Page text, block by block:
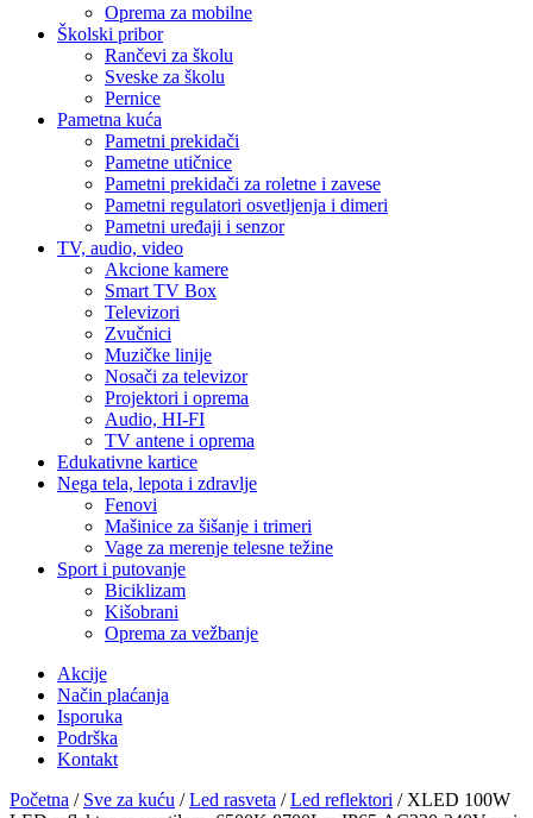
Oprema za mobilne
Školski pribor
Rančevi za školu
Sveske za školu
Pernice
Pametna kuća
Pametni prekidači
Pametne utičnice
Pametni prekidači za roletne i zavese
Pametni regulatori osvetljenja i dimeri
Pametni uređaji i senzor
TV, audio, video
Akcione kamere
Smart TV Box
Televizori
Zvučnici
Muzičke linije
Nosači za televizor
Projektori i oprema
Audio, HI-FI
TV antene i oprema
Edukativne kartice
Nega tela, lepota i zdravlje
Fenovi
Mašinice za šišanje i trimeri
Vage za merenje telesne težine
Sport i putovanje
Biciklizam
Kišobrani
Oprema za vežbanje
Akcije
Način plaćanja
Isporuka
Podrška
Kontakt
Početna / Sve za kuću /Led rasveta /Led reflektori / XLED 100W